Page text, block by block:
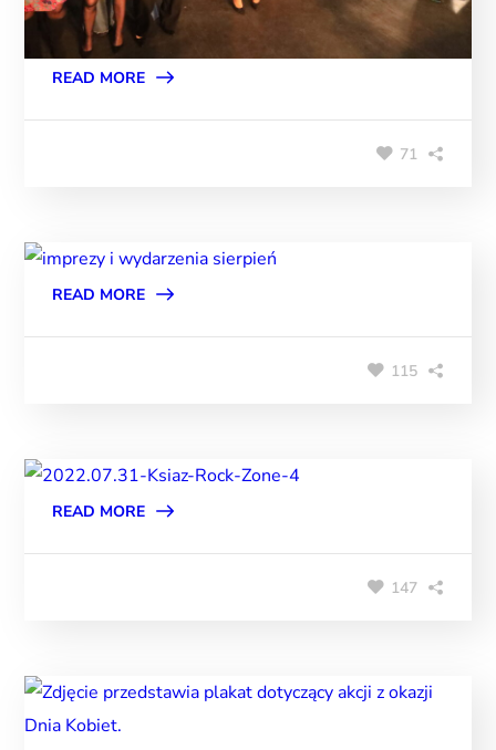
READ MORE
71
READ MORE
115
READ MORE
147